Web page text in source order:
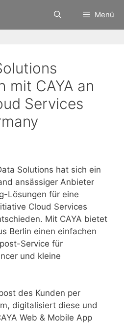
Menü
mit CAYA an
Services
Solutions hat sich ein
ansässiger Anbieter
Lösungen für eine
Cloud Services
Mit CAYA bietet
Berlin einen einfachen
Service für
und kleine
des Kunden per
digitalisiert diese und
Web & Mobile App